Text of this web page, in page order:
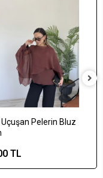
Uçuşan Pelerin Bluz
TL